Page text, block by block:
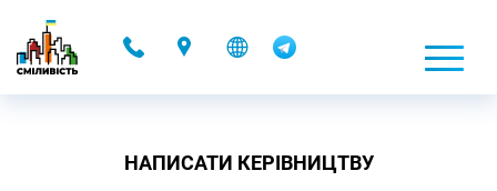
НАПИСАТИ КЕРІВНИЦТВУ